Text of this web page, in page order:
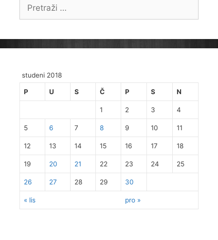
studeni 2018
P U S Č P S N
« lis pro »
1 2 3 4
5 6 7 8 9 10 11
12 13 14 15 16 17 18
19 20 21 22 23 24 25
26 27 28 29 30